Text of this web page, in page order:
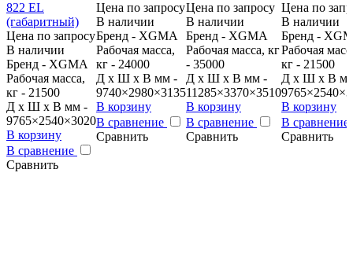
Цена по запросу
В наличии
Бренд - XGMA
Рабочая масса,
кг - 21500
Д x Ш x В мм -
9765×2540×3020
В корзину
В сравнение
Сравнить
Цена по запросу
В наличии
Бренд - XGMA
Рабочая масса,
кг - 24000
Д x Ш x В мм -
9740×2980×3135
В корзину
В сравнение
Сравнить
Цена по запросу
В наличии
Бренд - XGMA
Рабочая масса, кг
- 35000
Д x Ш x В мм -
11285×3370×3510
В корзину
В сравнение
Сравнить
Цена по
В наличии
Бренд -
Рабочая
кг - 21500
Д x Ш x В
В корзину
В сравнение
Сравнить